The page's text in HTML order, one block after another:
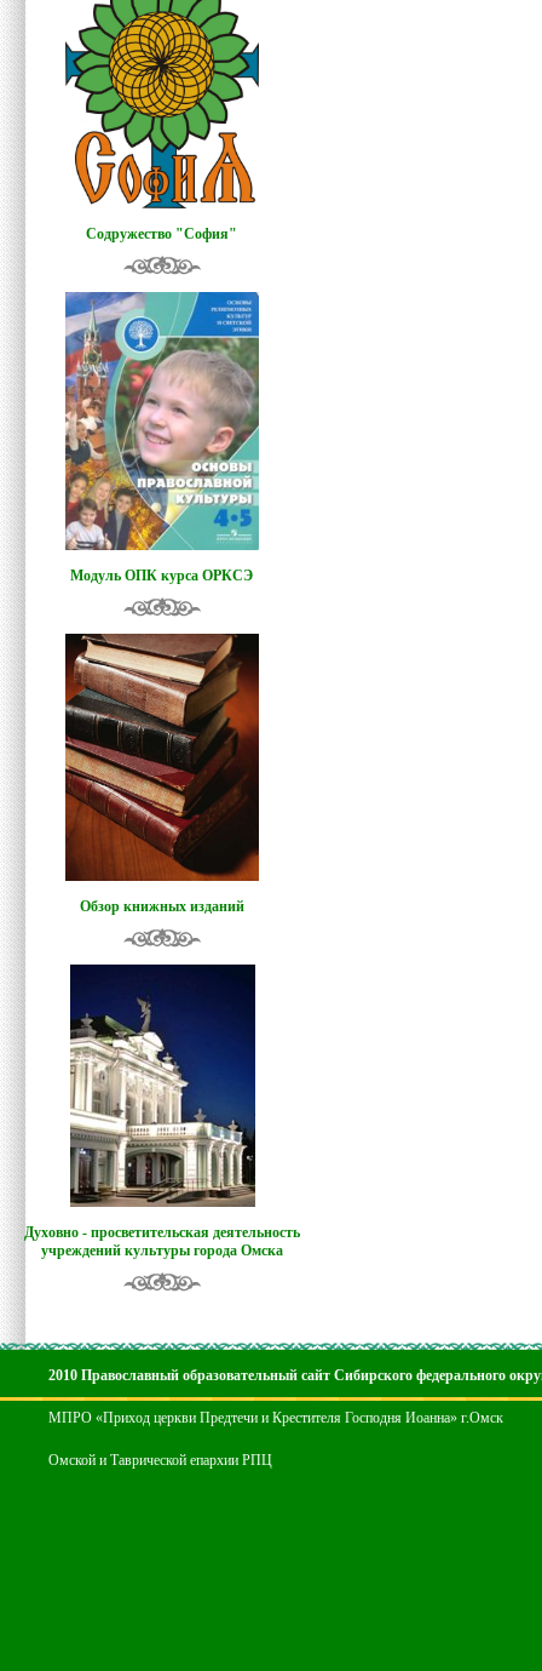
Содружество "София"
Модуль ОПК курса ОРКСЭ
Обзор книжных изданий
Духовно - просветительская деятельность
учреждений культуры города Омска
2010 Православный образовательный сайт Сибирского федерального
МПРО «Приход церкви Предтечи и Крестителя Господня Иоанна» г.Омск
Омской и Таврической епархии РПЦ